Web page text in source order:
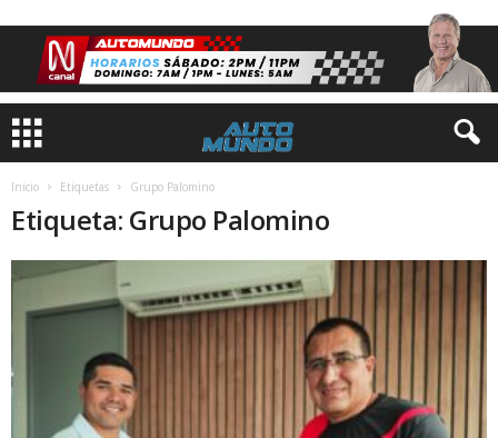
Inicio Etiquetas Grupo Palomino
Etiqueta: Grupo Palomino